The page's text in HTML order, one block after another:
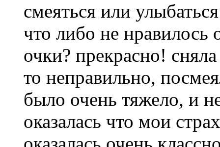
смеяться или
что либо не
очки? прекрасно!
то неправильно,
было очень тяжело, и
оказалась что мои